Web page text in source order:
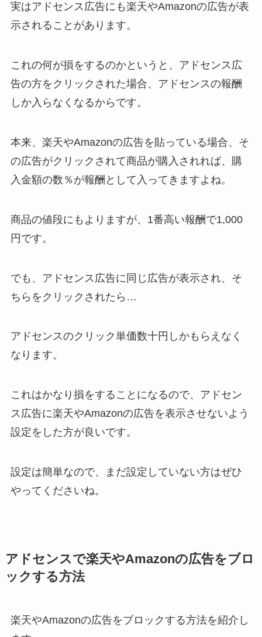
実はアドセンス広告にも楽天やAmazonの広告が表
示されることがあります。
これの何が損をするのかというと、アドセンス広
告の方をクリックされた場合、 アドセンスの報酬
しか入らなくなるからです。
本来、楽天やAmazonの広告を貼っている場合、そ
の広告がクリックされて商品が購入されれば、購
入金額の数％が報酬として入ってきますよね。
商品の値段にもよりますが、1番高い報酬で1,000
円です。
でも、アドセンス広告に同じ広告が表示され、そ
ちらをクリックされたら…
アドセンスのクリック単価数十円しかもらえなく
なります。
これはかなり損をすることになるので、 アドセン
ス広告に楽天やAmazonの広告を表示させないよう
設定をした方が良いです。
設定は簡単なので、まだ設定していない方はぜひ
やってくださいね。
アドセンスで楽天やAmazonの広告をブロ
ックする方法
楽天やAmazonの広告をブロックする方法を紹介し